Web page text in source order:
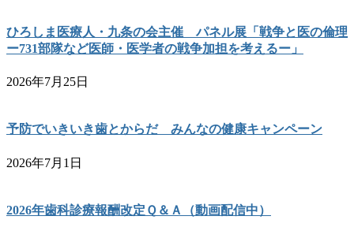
ひろしま医療人・九条の会主催 パネル展「戦争と医の倫理
ー731部隊など医師・医学者の戦争加担を考えるー」
2026年7月25日
予防でいきいき歯とからだ みんなの健康キャンペーン
2026年7月1日
2026年歯科診療報酬改定Ｑ＆Ａ（動画配信中）